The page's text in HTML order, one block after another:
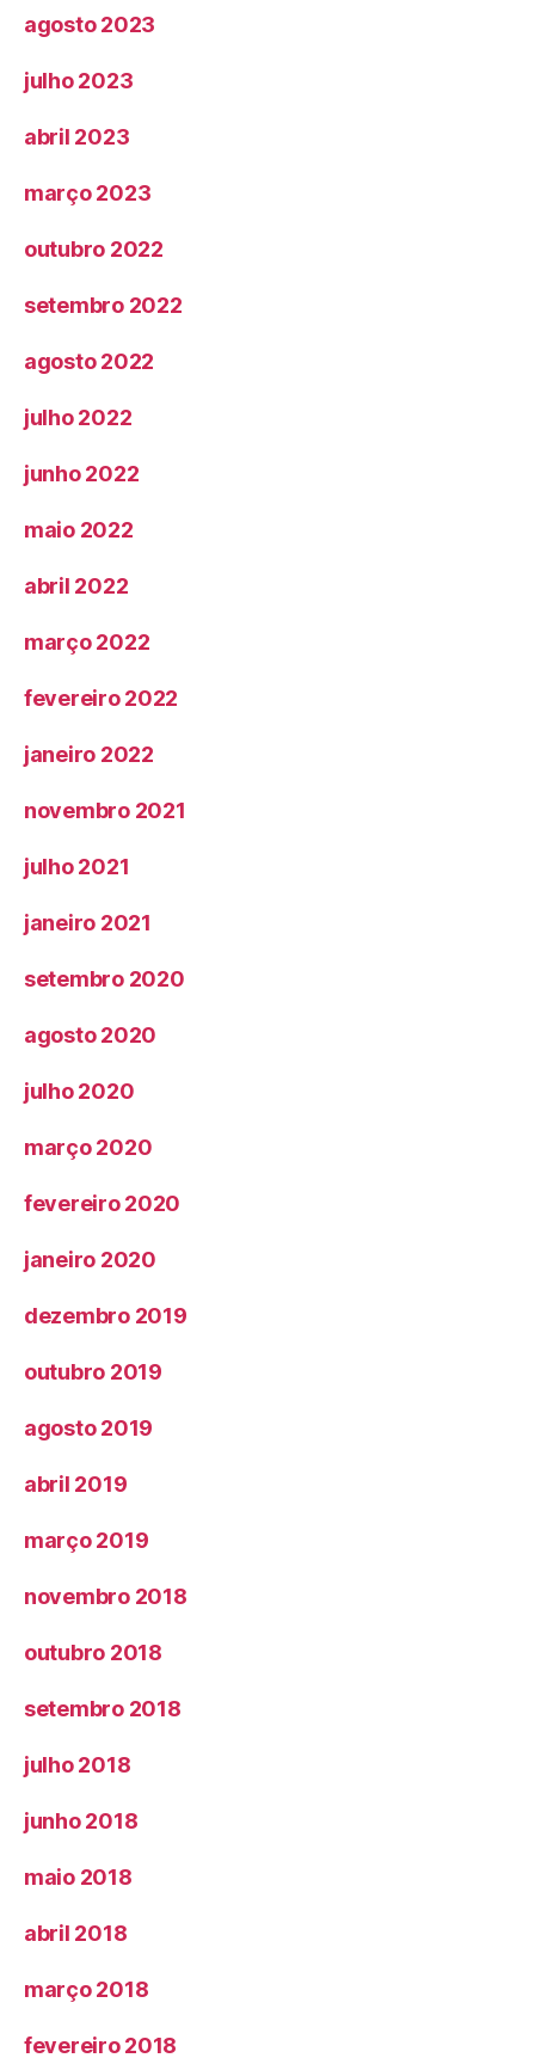
agosto 2023
julho 2023
abril 2023
março 2023
outubro 2022
setembro 2022
agosto 2022
julho 2022
junho 2022
maio 2022
abril 2022
março 2022
fevereiro 2022
janeiro 2022
novembro 2021
julho 2021
janeiro 2021
setembro 2020
agosto 2020
julho 2020
março 2020
fevereiro 2020
janeiro 2020
dezembro 2019
outubro 2019
agosto 2019
abril 2019
março 2019
novembro 2018
outubro 2018
setembro 2018
julho 2018
junho 2018
maio 2018
abril 2018
março 2018
fevereiro 2018